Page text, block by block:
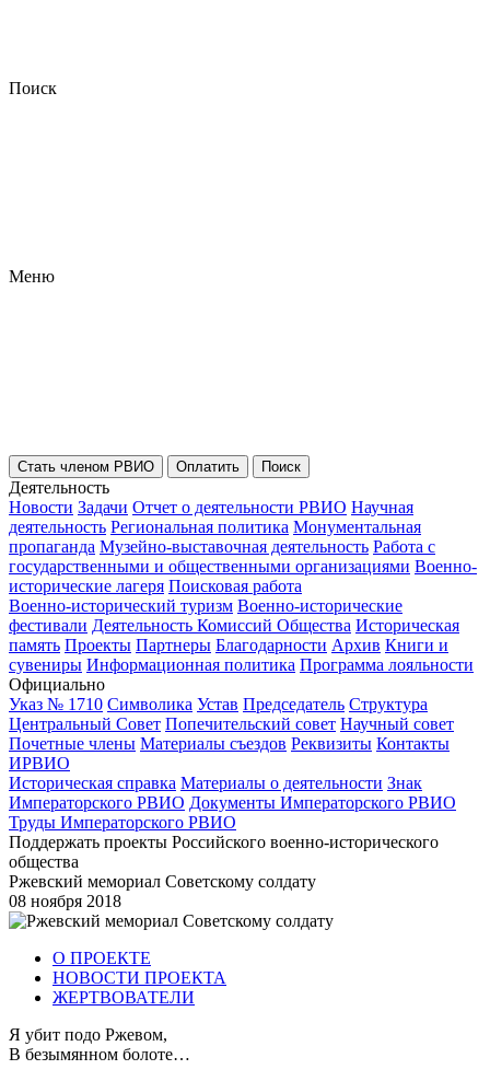
Поиск
Меню
Стать членом РВИО Оплатить Поиск
Деятельность
Новости Задачи Отчет о деятельности РВИО Научная
деятельность Региональная политика Монументальная
пропаганда Музейно-выставочная деятельность Работа с
государственными и общественными организациями Военно-
исторические лагеря Поисковая работа
Военно-исторический туризм Военно-исторические
фестивали Деятельность Комиссий Общества Историческая
память Проекты Партнеры Благодарности Архив Книги и
сувениры Информационная политика Программа лояльности
Официально
Указ № 1710 Символика Устав Председатель Структура
Центральный Совет Попечительский совет Научный совет
Почетные члены Материалы съездов Реквизиты Контакты
ИРВИО
Историческая справка Материалы о деятельности Знак
Императорского РВИО Документы Императорского РВИО
Труды Императорского РВИО
Поддержать проекты Российского военно-исторического
общества
Ржевский мемориал Советскому солдату
08 ноября 2018
О ПРОЕКТЕ
НОВОСТИ ПРОЕКТА
ЖЕРТВОВАТЕЛИ
Я убит подо Ржевом,
В безымянном болоте…